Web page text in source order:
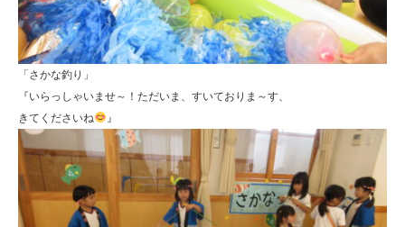
「さかな釣り」
『いらっしゃいませ～！ただいま、すいておりま～す、
きてくださいね
』